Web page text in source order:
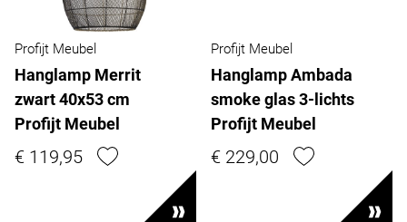
Profijt Meubel
Hanglamp Merrit
zwart 40x53 cm
Profijt Meubel
€ 119,95
Profijt Meubel
Hanglamp Ambada
smoke glas 3-lichts
Profijt Meubel
€ 229,00